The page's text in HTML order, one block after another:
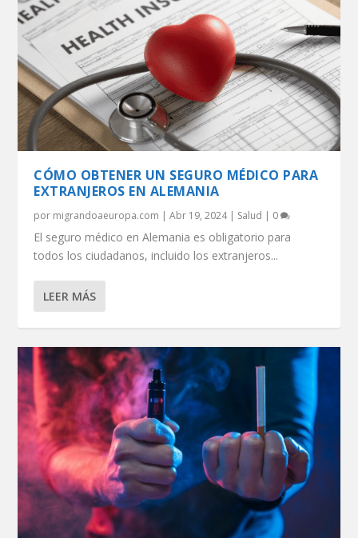
CÓMO OBTENER UN SEGURO MÉDICO PARA
EXTRANJEROS EN ALEMANIA
por migrandoaeuropa.com |Abr 19, 2024| Salud | 0
El seguro médico en Alemania es obligatorio para
todos los ciudadanos, incluido los extranjeros...
LEER MÁS